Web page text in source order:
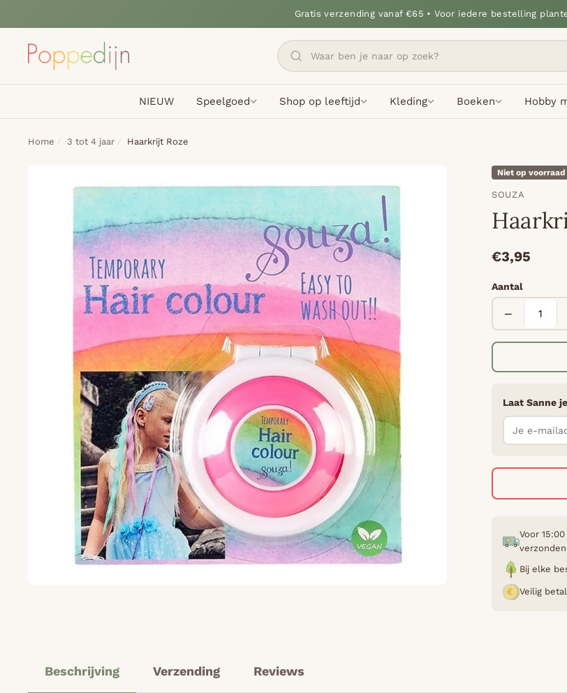
Gratis verzending vanaf €65 • Voor iedere bestelling
NIEUW Speelgoed Shop op leeftijd Kleding Boeken Hobby
Home 3 tot 4 jaar Haarkrijt Roze
Niet op voorraad
SOUZA
€3,95
Aantal
−
Laat Sanne
Voor
verzonden
Bij elke
Veilig
Beschrijving Verzending Reviews